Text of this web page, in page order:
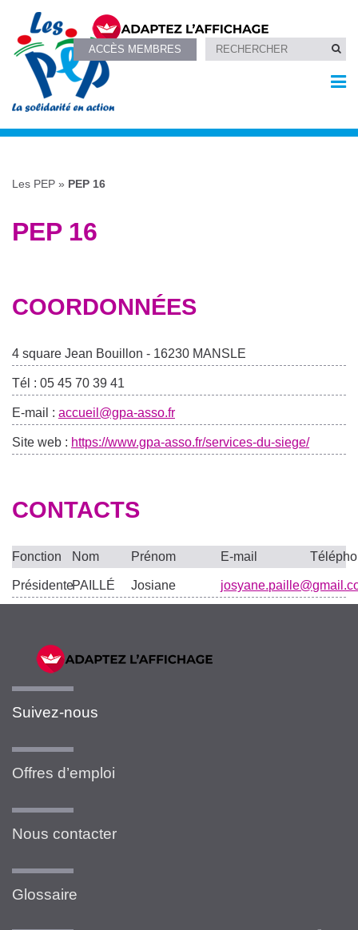
ACCÈS MEMBRES
Les PEP » PEP 16
PEP 16
COORDONNÉES
4 square Jean Bouillon - 16230 MANSLE
Tél : 05 45 70 39 41
E-mail : accueil@gpa-asso.fr
Site web : https://www.gpa-asso.fr/services-du-siege/
CONTACTS
Fonction Nom Prénom E-mail
PrésidentePAILLÉ Josiane
Suivez-nous
Offres d’emploi
Nous contacter
Glossaire